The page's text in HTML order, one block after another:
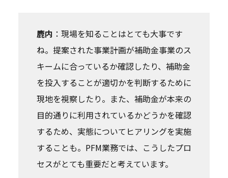
鹿内 ：現場を知ることはとても大事です
ね。提案された事業計画が補助金事業のス
キームに合っているか確認したり、補助金
を投入することが適切かを判断するために
現地を視察したり。また、補助金が本来の
目的通りに利用されているかどうかを確認
するため、実態についてヒアリングを実施
することも。PFM業務では、こうしたプロ
セスがとても重要だと考えています。